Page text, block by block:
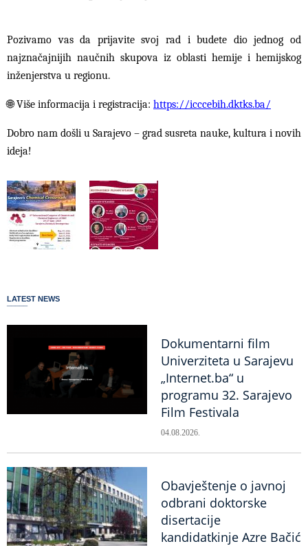
Pozivamo vas da prijavite svoj rad i budete dio jednog od
najznačajnijih naučnih skupova iz oblasti hemije i hemijskog
inženjerstva u regionu.
🌐Više informacija i registracija: https://icccebih.dktks.ba/
Dobro nam došli u Sarajevo – grad susreta nauke, kultura i novih
ideja!
LATEST NEWS
Dokumentarni film
Univerziteta u Sarajevu
„Internet.ba“ u
programu 32. Sarajevo
Film Festivala
04.08.2026.
Obavještenje o javnoj
odbrani doktorske
disertacije
kandidatkinje Azre Bačić